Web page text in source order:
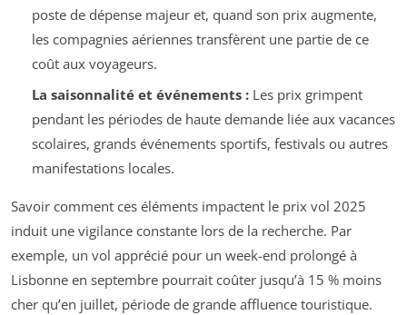
poste de dépense majeur et, quand son prix augmente,
les compagnies aériennes transfèrent une partie de ce
coût aux voyageurs.
La saisonnalité et événements :Les prix grimpent
pendant les périodes de haute demande liée aux vacances
scolaires, grands événements sportifs, festivals ou autres
manifestations locales.
Savoir comment ces éléments impactent le prix vol 2025
induit une vigilance constante lors de la recherche. Par
exemple, un vol apprécié pour un week-end prolongé à
Lisbonne en septembre pourrait coûter jusqu’à 15 % moins
cher qu’en juillet, période de grande affluence touristique.